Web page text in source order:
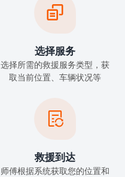

选择服务
选择所需的救援服务类型，获
取当前位置、车辆状况等

救援到达
师傅根据系统获取您的位置和